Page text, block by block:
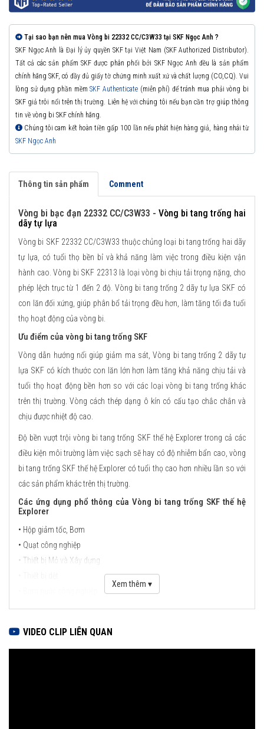
Tại sao bạn nên mua Vòng bi 22332 CC/C3W33 tại SKF Ngọc Anh ?
SKF Ngọc Anh là Đại lý ủy quyền SKF tại Việt Nam (SKF Authorized Distributor).
Tất cả các sản phẩm SKF được phân phối bởi SKF Ngọc Anh đều là sản phẩm
chính hãng SKF, có đầy đủ giấy tờ chứng minh xuất xứ và chất lượng (CO,CQ). Vui
lòng sử dụng phần mềmSKF Authenticate(miễn phí) để tránh mua phải vòng bi
SKF giả trôi nổi trên thị trường. Liên hệ với chúng tôi nếu bạn cần trợ giúp thông
tin về vòng bi SKF chính hãng.
Chúng tôi cam kết hoàn tiền gấp 100 lần nếu phát hiện hàng giả, hàng nhái từ
SKF Ngọc Anh
Thông tin sản phẩm Comment
Vòng bi bạc đạn 22332 CC/C3W33 - Vòng bi tang trống hai
dãy tự lựa
Vòng bi SKF 22332 CC/C3W33 thuộc chủng loại bi tang trống hai dãy
tự lựa, có tuổi thọ bền bỉ và khả năng làm việc trong điều kiện vận
hành cao. Vòng bi SKF 22313 là loại vòng bi chịu tải trọng nặng, cho
phép lệch trục từ 1 đến 2 độ. Vòng bi tang trống 2 dãy tự lựa SKF có
con lăn đối xứng, giúp phân bổ tải trọng đều hơn, làm tăng tối đa tuổi
thọ hoạt động của vòng bi.
Ưu điểm của vòng bi tang trống SKF
Vòng dẫn hướng nổi giúp giảm ma sát, Vòng bi tang trống 2 dãy tự
lựa SKF có kích thước con lăn lớn hơn làm tăng khả năng chịu tải và
tuổi thọ hoạt động bền hơn so với các loại vòng bi tang trống khác
trên thị trường. Vòng cách thép dạng ô kín có cấu tạo chắc chắn và
chịu được nhiệt độ cao.
Độ bền vượt trội vòng bi tang trống SKF thế hệ Explorer trong cả các
điều kiện môi trường làm việc sạch sẽ hay có độ nhiễm bẩn cao, vòng
bi tang trống SKF thế hệ Explorer có tuổi thọ cao hơn nhiều lần so với
các sản phẩm khác trên thị trường.
Các ứng dụng phổ thông của Vòng bi tang trống SKF thế hệ
Explorer
• Hộp giảm tốc, Bơm
• Quạt công nghiệp
• Thiết bị Mỏ và Xây dựng
• Thiết bị trong công nghiệp hoá dầu
• Thiết bị hằng hải
Xem thêm ▾
VIDEO CLIP LIÊN QUAN